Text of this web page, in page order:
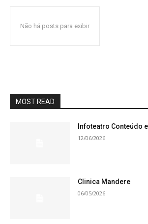
Não há posts para exibir
MOST READ
Infoteatro Conteúdo
12/06/2026
Clinica Mandere
06/05/2026